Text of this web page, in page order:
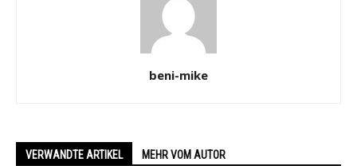
beni-mike
VERWANDTE ARTIKEL MEHR VOM AUTOR